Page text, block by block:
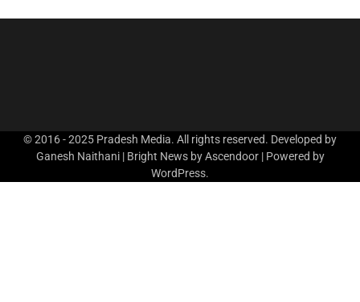
© 2016 - 2025 Pradesh Media. All rights reserved. Developed by
Ganesh Naithani | Bright News byAscendoor| Powered by
WordPress.